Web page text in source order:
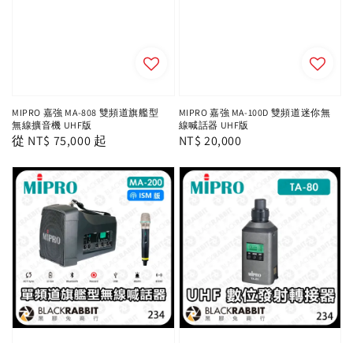
MIPRO 嘉強 MA-808 雙頻道旗艦型
無線擴音機 UHF版
Regular
從 NT$ 75,000 起
MIPRO 嘉強 MA-100D 雙頻道迷你無
線喊話器 UHF版
Regular
NT$ 20,000